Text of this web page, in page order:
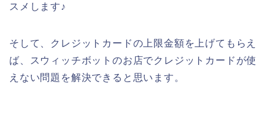
スメします♪
そして、クレジットカードの上限金額を上げてもらえ
ば、スウィッチボットのお店でクレジットカードが使
えない問題を解決できると思います。